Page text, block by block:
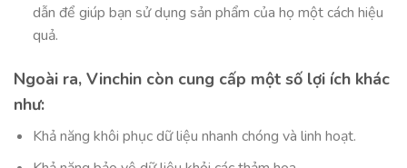
dẫn để giúp bạn sử dụng sản phẩm của họ một cách hiệu
quả.
Ngoài ra, Vinchin còn cung cấp một số lợi ích khác
như:
Khả năng khôi phục dữ liệu nhanh chóng và linh hoạt.